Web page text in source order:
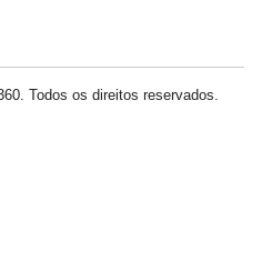
Todos os direitos reservados.